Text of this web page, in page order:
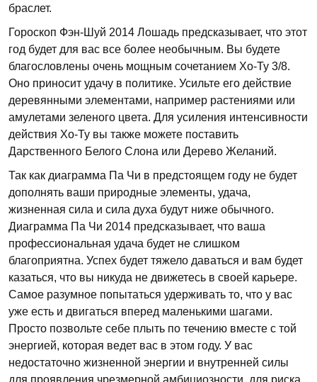
браслет.
Гороскоп Фэн-Шуй 2014 Лошадь предсказывает, что этот
год будет для вас все более необычным. Вы будете
благословлены очень мощным сочетанием Хо-Ту 3/8.
Оно приносит удачу в политике. Усильте его действие
деревянными элементами, например растениями или
амулетами зеленого цвета. Для усиления интенсивности
действия Хо-Ту вы также можете поставить
Дарственного Белого Слона или Дерево Желаний.
Так как диаграмма Па Чи в предстоящем году не будет
дополнять ваши природные элементы, удача,
жизненная сила и сила духа будут ниже обычного.
Диаграмма Па Чи 2014 предсказывает, что ваша
профессиональная удача будет не слишком
благоприятна. Успех будет тяжело даваться и вам будет
казаться, что вы никуда не движетесь в своей карьере.
Самое разумное попытаться удерживать то, что у вас
уже есть и двигаться вперед маленькими шагами.
Просто позвольте себе плыть по течению вместе с той
энергией, которая ведет вас в этом году. У вас
недостаточно жизненной энергии и внутренней силы
для проявления чрезмерной амбициозности, для риска.